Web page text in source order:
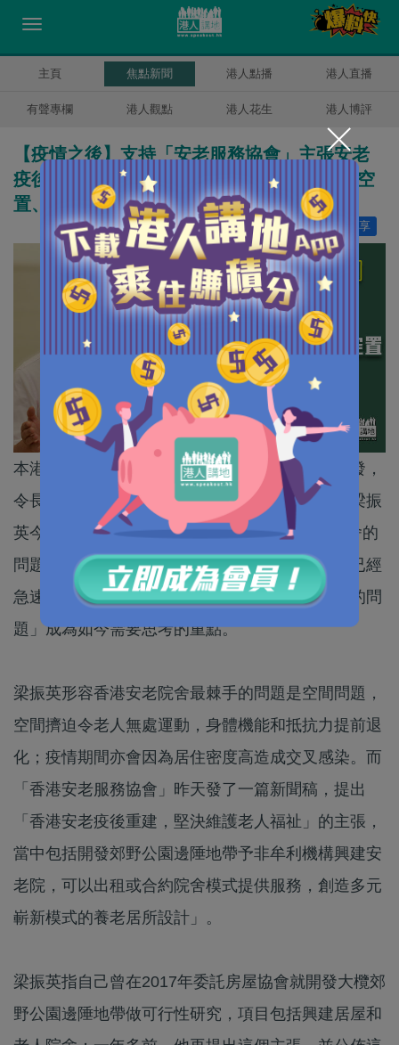
主頁 焦點新聞 港人點播 港人直播
有聲專欄 港人觀點 港人花生 港人博評
【疫情之後】支持「安老服務協會」主張安老
疫後重建 梁振英詰問：將郊野公園邊陲地帶空
置、迫老人家住白鴿籠是什麼道理？
分享
讚好 41
本港在第五波疫情嚴峻期間，出現安老院舍大爆發，
令長者感染人數急增。全國政協副主席、前特首梁振
英今日(26日)發帖提到，疫情期間暴露了安老院舍的
問題，惟當時雖引起社會極度關注，但現在問題已經
急速冷卻，「如何下大決心徹底解决這個老大難的問
題」成為如今需要思考的重點。
梁振英形容香港安老院舍最棘手的問題是空間問題，
空間擠迫令老人無處運動，身體機能和抵抗力提前退
化；疫情期間亦會因為居住密度高造成交叉感染。而
「香港安老服務協會」昨天發了一篇新聞稿，提出
「香港安老疫後重建，堅決維護老人福祉」的主張，
當中包括開發郊野公園邊陲地帶予非牟利機構興建安
老院，可以出租或合約院舍模式提供服務，創造多元
嶄新模式的養老居所設計」。
梁振英指自己曾在2017年委託房屋協會就開發大欖郊
野公園邊陲地帶做可行性研究，項目包括興建居屋和